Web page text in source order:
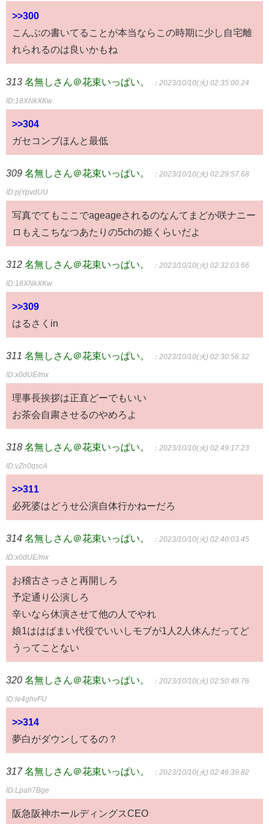
>>300
こんぶの書いてることが本当ならこの時期に少し自宅離
れられるのは良いかもね
313 名無しさん＠花束いっぱい。 ：2023/10/10(火) 02:35:00.24
ID:18XNkXKw
>>304
ガセコンブほんと最低
309 名無しさん＠花束いっぱい。 ：2023/10/10(火) 02:29:57.68
ID:pjYpvdUU
写真でてもここでageageされるのなんてまどか咲ナニー
ロもえこちなつあたりの5chの姫くらいだよ
312 名無しさん＠花束いっぱい。 ：2023/10/10(火) 02:32:03.66
ID:18XNkXKw
>>309
はるさくin
311 名無しさん＠花束いっぱい。 ：2023/10/10(火) 02:30:56.32
ID:x0dUE/mx
理事長挨拶は正直どーでもいい
お茶会自粛させるのやめろよ
318 名無しさん＠花束いっぱい。 ：2023/10/10(火) 02:49:17.23
ID:vZn0qscA
>>311
必死婆はどうせ公演自体行かねーだろ
314 名無しさん＠花束いっぱい。 ：2023/10/10(火) 02:40:03.45
ID:x0dUE/mx
お稽古さっさと再開しろ
予定通り公演しろ
辛いなら休演させて他の人でやれ
娘1ははばまい代役でいいしモブが1人2人休んだってど
うってことない
320 名無しさん＠花束いっぱい。 ：2023/10/10(火) 02:50:49.76
ID:le4ghvFU
>>314
夢白がダウンしてるの？
317 名無しさん＠花束いっぱい。 ：2023/10/10(火) 02:46:39.82
ID:Lpah7Bge
阪急阪神ホールディングスCEO